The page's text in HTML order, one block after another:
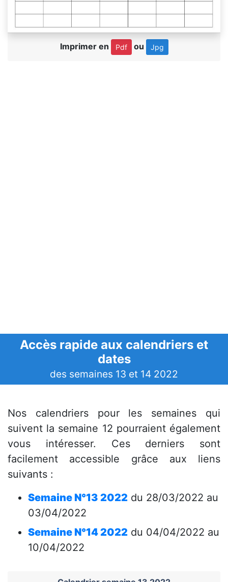
Imprimer en Pdf ou Jpg
Accès rapide aux calendriers et
dates
des semaines 13 et 14 2022
Nos calendriers pour les semaines qui
suivent la semaine 12 pourraient également
vous intéresser. Ces derniers sont
facilement accessible grâce aux liens
suivants :
Semaine N°13 2022 du 28/03/2022 au
03/04/2022
Semaine N°14 2022 du 04/04/2022 au
10/04/2022